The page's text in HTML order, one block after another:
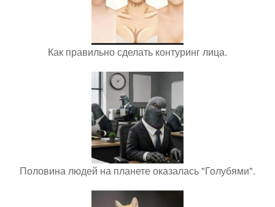
Как правильно сделать контуринг лица.
Половина людей на планете оказалась "Голубями".